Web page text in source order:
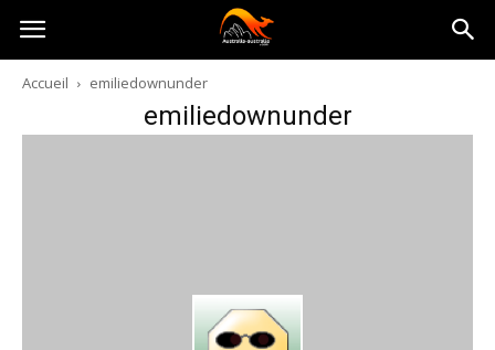
Australia-
australie.com
Accueil emiliedownunder
emiliedownunder